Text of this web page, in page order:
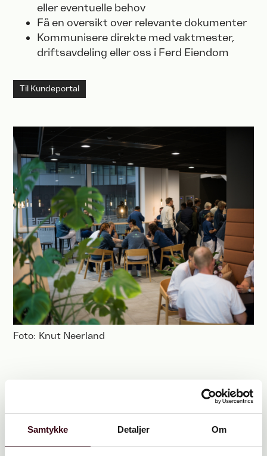
Samtykke Detaljer Om
eller eventuelle behov
Få en oversikt over relevante dokumenter
Kommunisere direkte med vaktmester,
driftsavdeling eller oss i Ferd Eiendom
Til Kundeportal
Foto: Knut Neerland